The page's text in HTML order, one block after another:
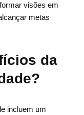
visões em
metas
da
incluem um